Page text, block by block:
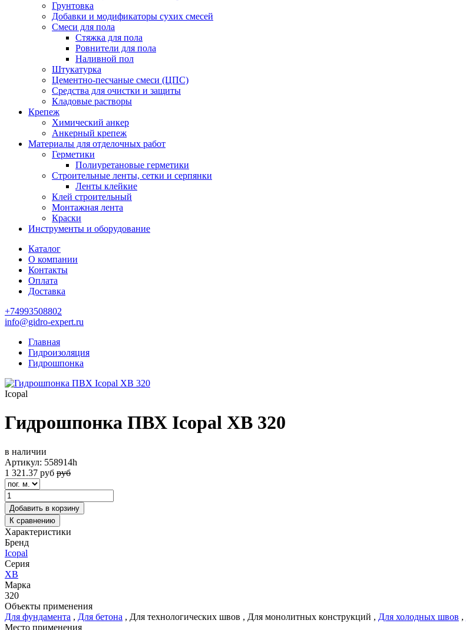
Грунтовка
Добавки и модификаторы сухих смесей
Смеси для пола
Стяжка для пола
Ровнители для пола
Наливной пол
Штукатурка
Цементно-песчаные смеси (ЦПС)
Средства для очистки и защиты
Кладовые растворы
Крепеж
Химический анкер
Анкерный крепеж
Материалы для отделочных работ
Герметики
Полиуретановые герметики
Строительные ленты, сетки и серпянки
Ленты клейкие
Клей строительный
Монтажная лента
Краски
Инструменты и оборудование
Каталог
О компании
Контакты
Оплата
Доставка
+74993508802
info@gidro-expert.ru
Главная
Гидроизоляция
Гидрошпонка
Icopal
Гидрошпонка ПВХ Icopal ХВ 320
в наличии
Артикул: 558914h
1 321.37 руб руб
Добавить в корзину
К сравнению
Характеристики
Бренд
Icopal
Серия
ХВ
Марка
320
Объекты применения
Для фундамента , Для бетона , Для технологических швов , Для монолитных конструкций , Для холодных швов ,
Место применения